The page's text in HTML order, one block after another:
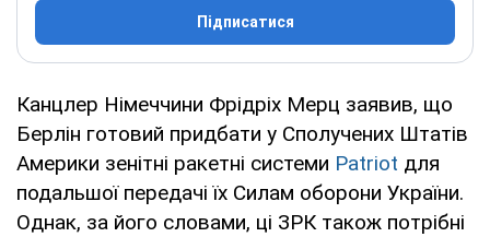
Підписатися
Канцлер Німеччини Фрідріх Мерц заявив, що
Берлін готовий придбати у Сполучених Штатів
Америки зенітні ракетні системи Patriot для
подальшої передачі їх Силам оборони України.
Однак, за його словами, ці ЗРК також потрібні